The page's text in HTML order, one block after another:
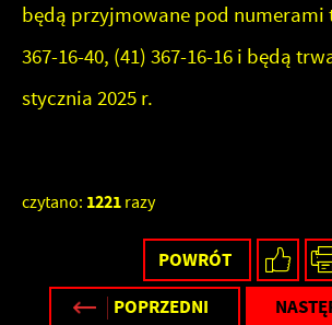
będą przyjmowane pod numerami
367-16-40, (41) 367-16-16 i będą
stycznia 2025 r.
czytano: 1221 razy
POWRÓT
POPRZEDNI